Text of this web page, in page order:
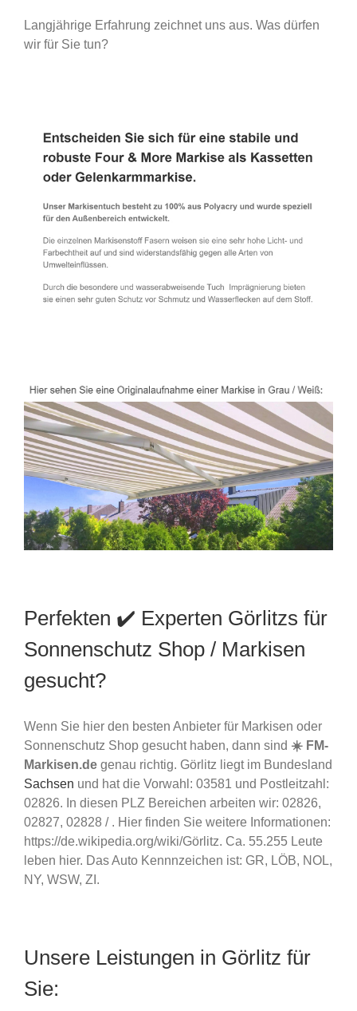
Langjährige Erfahrung zeichnet uns aus. Was dürfen
wir für Sie tun?
Perfekten ✔️ Experten Görlitzs für
Sonnenschutz Shop / Markisen
gesucht?
Wenn Sie hier den besten Anbieter für Markisen oder
Sonnenschutz Shop gesucht haben, dann sind ☀️ FM-
Markisen.de genau richtig. Görlitz liegt im Bundesland
Sachsen und hat die Vorwahl: 03581 und Postleitzahl:
02826. In diesen PLZ Bereichen arbeiten wir: 02826,
02827, 02828 / . Hier finden Sie weitere Informationen:
https://de.wikipedia.org/wiki/Görlitz. Ca. 55.255 Leute
leben hier. Das Auto Kennnzeichen ist: GR, LÖB, NOL,
NY, WSW, ZI.
Unsere Leistungen in Görlitz für
Sie: